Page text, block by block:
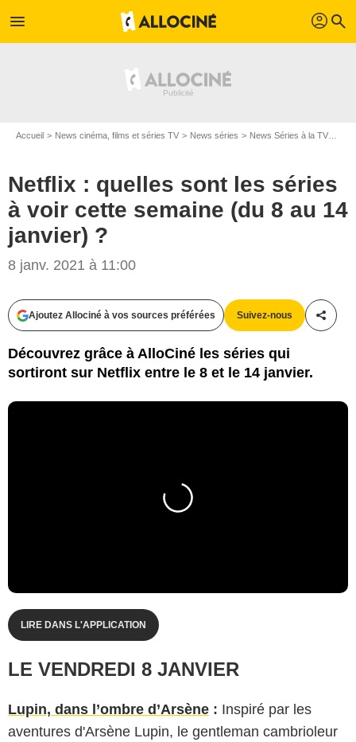
menu profil search
Accueil News cinéma, films et séries TV News séries News Séries à la TV
Netflix : quelles sont les séries
à voir cette semaine (du 8 au 14
janvier) ?
8 janv. 2021 à 11:00
Ajoutez Allociné à vos sources préférées Suivez-nous
Découvrez grâce à AlloCiné les séries qui
sortiront sur Netflix entre le 8 et le 14 janvier.
LIRE DANS L'APPLICATION
LE VENDREDI 8 JANVIER
Lupin, dans l’ombre d’Arsène : Inspiré par les
aventures d'Arsène Lupin, le gentleman cambrioleur